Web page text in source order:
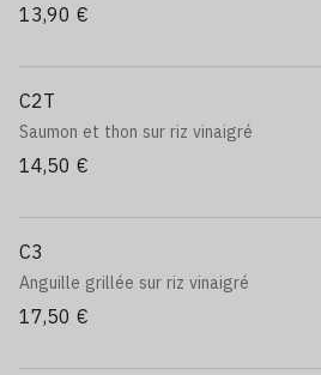
13,90 €
C2T
Saumon et thon sur riz vinaigré
14,50 €
C3
Anguille grillée sur riz vinaigré
17,50 €